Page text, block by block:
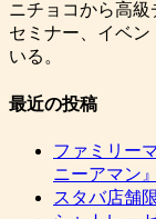
ニチョコから高
セミナー、イベ
いる。
最近の投稿
ファミリー
ニーアマン
スタバ店舗